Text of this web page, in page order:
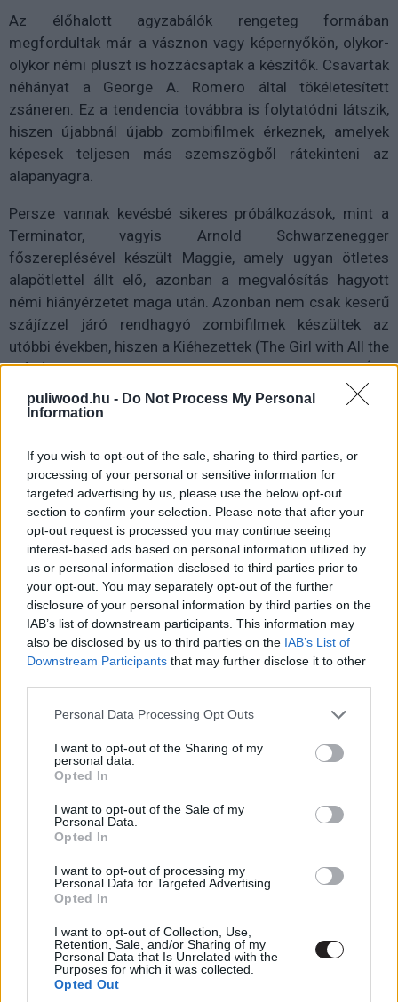
puliwood.hu - Do Not Process My Personal
Information
If you wish to opt-out of the sale, sharing to third parties, or
processing of your personal or sensitive information for
targeted advertising by us, please use the below opt-out
section to confirm your selection. Please note that after your
opt-out request is processed you may continue seeing
interest-based ads based on personal information utilized by
us or personal information disclosed to third parties prior to
your opt-out. You may separately opt-out of the further
disclosure of your personal information by third parties on the
IAB’s list of downstream participants. This information may
also be disclosed by us to third parties on the IAB’s List of
Downstream Participants that may further disclose it to other
Please note that this website/app uses one or more Google
not limited to your visit or usage behaviour. You may click to
grant or deny consent to Google and its third-party tags to
use your data for below specified purposes in below Google
consent section.
Personal Data Processing Opt Outs
I want to opt-out of the Sharing of my
personal data.
Opted In
I want to opt-out of the Sale of my
Personal Data.
Opted In
I want to opt-out of processing my
Personal Data for Targeted Advertising.
Opted In
I want to opt-out of Collection, Use,
Retention, Sale, and/or Sharing of my
Personal Data that Is Unrelated with the
Purposes for which it was collected.
Opted Out
Az élőhalott agyzabálók rengeteg formában
megfordultak már a vásznon vagy képernyőkön, olykor-
olykor némi pluszt is hozzácsaptak a készítők. Csavartak
néhányat a George A. Romero által tökéletesített
zsáneren. Ez a tendencia továbbra is folytatódni látszik,
hiszen újabbnál újabb zombifilmek érkeznek, amelyek
képesek teljesen más szemszögből rátekinteni az
alapanyagra.
Persze vannak kevésbé sikeres próbálkozások, mint a
Terminator, vagyis Arnold Schwarzenegger
főszereplésével készült Maggie, amely ugyan ötletes
alapötlettel állt elő, azonban a megvalósítás hagyott
némi hiányérzetet maga után. Azonban nem csak keserű
szájízzel járó rendhagyó zombifilmek készültek az
utóbbi években, hiszen a Kiéhezettek (The Girl with All the
Gifts), például egy kivételes és aktuális darab lett. Úgy
látszik az Ellen Page főszereplésével készült The Cured
is valamilyen hasonló húzással kecsegtet minket az első
Azonban jelen esetben nem egy szokványos apokalipszis
kitöréséről beszélhetünk, hanem egy az utáni állapotról.
meggyógyították és megözvegyült sógornőjéhez
költözve szeretne új életet kezdeni, de a korábbi traumák
mások általi megítélésektől nyomasztva igyekszik újra
beilleszkedni abba a társadalomba, amit egykoron
magáénak tudott.
A formabontó film ötlete David Freyne fejéből pattant ki.
A The Cured digitális formában válik elérhetővé, illetve